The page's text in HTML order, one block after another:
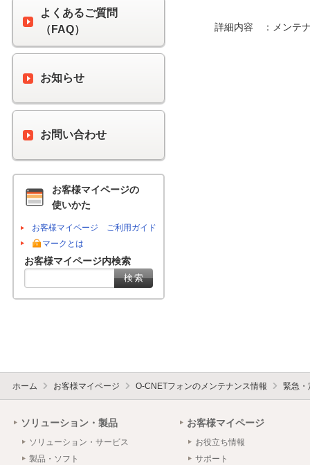
詳細内容　：メンテナン
よくあるご質問
（FAQ）
お知らせ
お問い合わせ
お客様マイページの
使いかた
お客様マイページ ご利用ガイド
マークとは
お客様マイページ内検索
ホーム お客様マイページ O-CNETフォンのメンテナンス情報 緊急・
ソリューション・製品
ソリューション・サービス
製品・ソフト
お客様マイページ
お役立ち情報
サポート